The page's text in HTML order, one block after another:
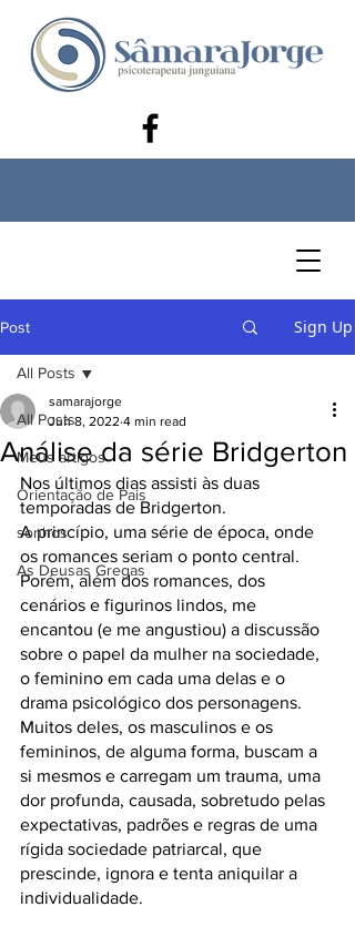
Post Sign Up
All Posts
Meus artigos
Orientação de Pais
sonhos
As Deusas Gregas
All Posts
Análise da série Bridgerton
samarajorge
Jun 8, 2022 4 min read
Nos últimos dias assisti às duas
temporadas de Bridgerton.
A princípio, uma série de época, onde
os romances seriam o ponto central.
Porém, além dos romances, dos
cenários e figurinos lindos, me
encantou (e me angustiou) a discussão
sobre o papel da mulher na sociedade,
o feminino em cada uma delas e o
drama psicológico dos personagens.
Muitos deles, os masculinos e os
femininos, de alguma forma, buscam a
si mesmos e carregam um trauma, uma
dor profunda, causada, sobretudo pelas
expectativas, padrões e regras de uma
rígida sociedade patriarcal, que
prescinde, ignora e tenta aniquilar a
individualidade.